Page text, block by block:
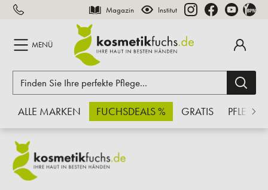
springen Magazin Institut
MENÜ
ALLE MARKEN FUCHSDEALS % GRATIS PFLEGE